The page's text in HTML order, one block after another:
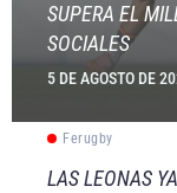
SUPERA EL
SOCIALES
5 DE AGOSTO DE
Ferugby
LAS LEONAS